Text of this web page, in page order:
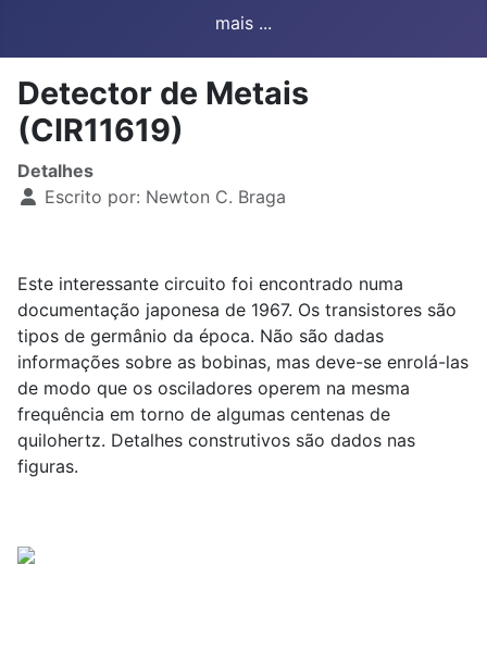
mais ...
Detector de Metais
(CIR11619)
Detalhes
Escrito por: Newton C. Braga
Este interessante circuito foi encontrado numa
documentação japonesa de 1967. Os transistores são
tipos de germânio da época. Não são dadas
informações sobre as bobinas, mas deve-se enrolá-las
de modo que os osciladores operem na mesma
frequência em torno de algumas centenas de
quilohertz. Detalhes construtivos são dados nas
figuras.